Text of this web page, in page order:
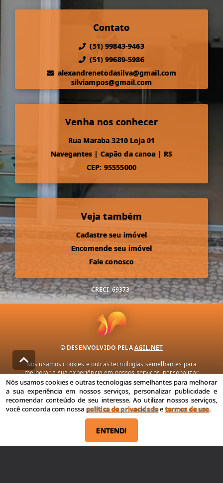
Contato
(51) 99843-9463
(51) 99689-5986
alexandrenetodasilva@gmail.com
silviampos@gmail.com
Venha nos conhecer
Rua Maraba 3210 Loja 01
Navegantes | Capão da canoa | RS
CEP: 95555000
Veja também
Cadastre seu imóvel
Encomende seu imóvel
Fale conosco
CRECI 69373
© DESENVOLVIDO PELAAGIL.NET
Nós usamos cookies e outras tecnologias semelhantes para
melhorar a sua experiência em nossos serviços, personalizar
publicidade e recomendar conteúdo de seu interesse. Ao utilizar
nossos serviços, você concorda com nossa política de privacidade e
termos de uso.
Política de Privacidade Termos de uso
Nós usamos cookies e outras tecnologias semelhantes para melhorar
a sua experiência em nossos serviços, personalizar publicidade e
recomendar conteúdo de seu interesse. Ao utilizar nossos serviços,
você concorda com nossa política de privacidadeetermos de uso.
ENTENDI